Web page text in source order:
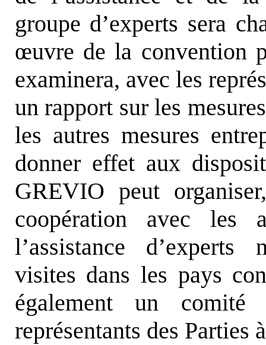
groupe d’experts sera
œuvre de la convention
examinera, avec les
un rapport sur les
les autres mesures
donner effet aux
GREVIO peut
coopération avec les
l’assistance d’experts
visites dans les pays
également un comité
représentants des Parties